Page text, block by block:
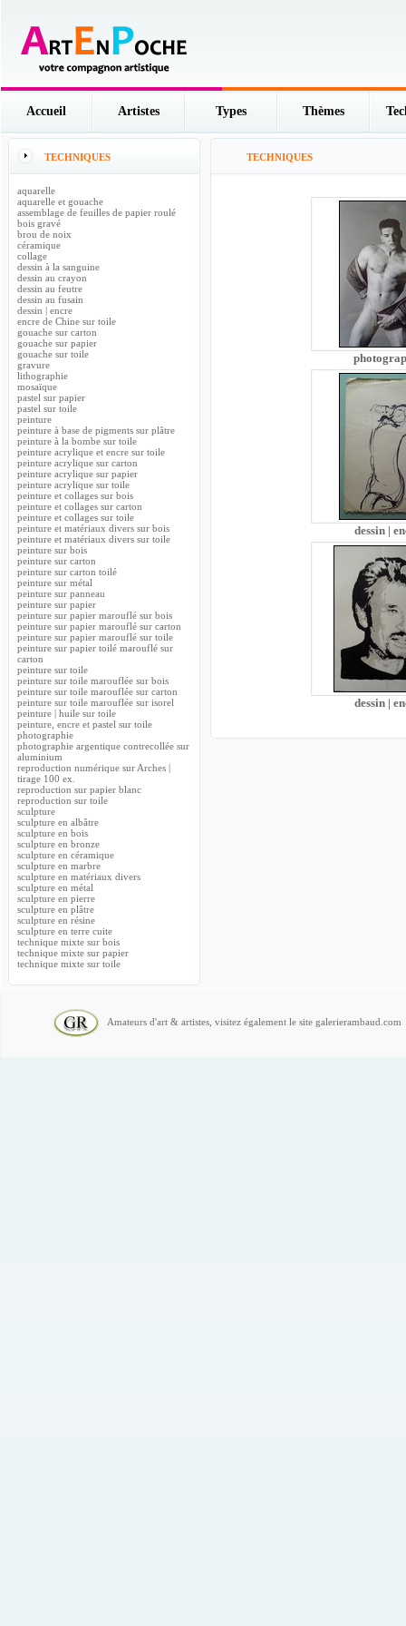
Accueil Artistes Types Thèmes
TECHNIQUES
aquarelle
aquarelle et gouache
assemblage de feuilles de papier roulé
bois gravé
brou de noix
céramique
collage
dessin à la sanguine
dessin au crayon
dessin au feutre
dessin au fusain
dessin | encre
encre de Chine sur toile
gouache sur carton
gouache sur papier
gouache sur toile
gravure
lithographie
mosaïque
pastel sur papier
pastel sur toile
peinture
peinture à base de pigments sur plâtre
peinture à la bombe sur toile
peinture acrylique et encre sur toile
peinture acrylique sur carton
peinture acrylique sur papier
peinture acrylique sur toile
peinture et collages sur bois
peinture et collages sur carton
peinture et collages sur toile
peinture et matériaux divers sur bois
peinture et matériaux divers sur toile
peinture sur bois
peinture sur carton
peinture sur carton toilé
peinture sur métal
peinture sur panneau
peinture sur papier
peinture sur papier marouflé sur bois
peinture sur papier marouflé sur carton
peinture sur papier marouflé sur toile
peinture sur papier toilé marouflé sur
carton
peinture sur toile
peinture sur toile marouflée sur bois
peinture sur toile marouflée sur carton
peinture sur toile marouflée sur isorel
peinture | huile sur toile
peinture, encre et pastel sur toile
photographie
photographie argentique contrecollée sur
aluminium
reproduction numérique sur Arches |
tirage 100 ex.
reproduction sur papier blanc
reproduction sur toile
sculpture
sculpture en albâtre
sculpture en bois
sculpture en bronze
sculpture en céramique
sculpture en marbre
sculpture en matériaux divers
sculpture en métal
sculpture en pierre
sculpture en plâtre
sculpture en résine
sculpture en terre cuite
technique mixte sur bois
technique mixte sur papier
technique mixte sur toile
TECHNIQUES
dessin |
dessin |
Amateurs d'art & artistes, visitez également le site galerierambaud.com